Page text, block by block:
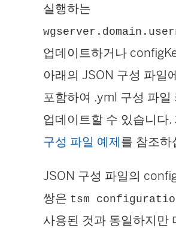
실행하는
업데이트하거나
아래의 JSON 구성 파일
포함하여 .yml 구성 파일
업데이트할 수 있습니다.
구성 파일 예제를 참조하
JSON 구성 파일의
쌍은 tsm
사용된 것과 동일하지만